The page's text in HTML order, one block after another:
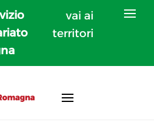
vai ai
territori